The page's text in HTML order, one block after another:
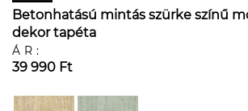
Betonhatású mintás szürke színű
dekor tapéta
ÁR:
39 990 Ft